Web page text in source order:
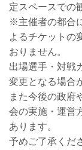
定スペースでの
※主催者の都合
よるチケットの
おりません。
出場選手・対戦
変更となる場合
また今後の政府
会の実施・運営
あります。
予めご了承くだ